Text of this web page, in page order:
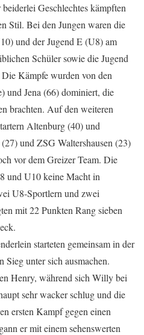
Geschlechtes kämpften
Stil. Bei den Jungen waren die
und der Jugend E (U8) am
Schüler sowie die Jugend
Kämpfe wurden von den
und Jena (66) dominiert, die
brachten. Auf den weiteren
Altenburg (40) und
und ZSG Waltershausen (23)
vor dem Greizer Team. Die
und U10 keine Macht in
U8-Sportlern und zwei
mit 22 Punkten Rang sieben
starteten gemeinsam in der
Sieg unter sich ausmachen.
Henry, während sich Willy bei
sehr wacker schlug und die
ersten Kampf gegen einen
er mit einem sehenswerten